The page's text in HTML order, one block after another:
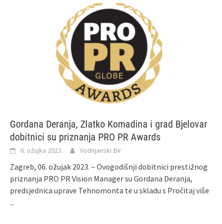
Gordana Deranja, Zlatko Komadina i grad Bjelovar
dobitnici su priznanja PRO PR Awards
6. ožujka 2023. Vodnjanski Đir
Zagreb, 06. ožujak 2023. – Ovogodišnji dobitnici prestižnog
priznanja PRO PR Vision Manager su Gordana Deranja,
predsjednica uprave Tehnomonta te u skladu s Pročitaj više
...